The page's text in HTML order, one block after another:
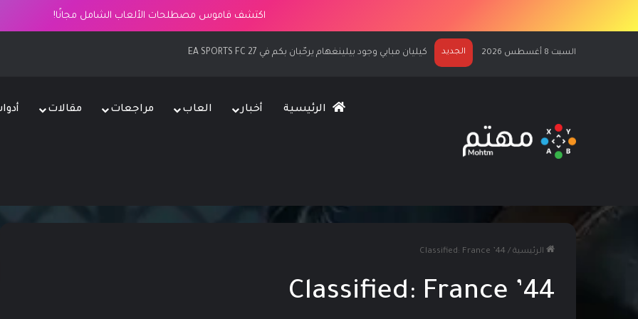
اكتشف قاموس مصطلحات الألعاب الشامل مجانًا!
السبت 8 أغسطس 2026 الجديد كيليان مبابي وجود بيلينغهام يرحّبان بكم في EA SPORTS FC 27
الرئيسية أخبار العاب مراجعات مقالات
الرئيسية /
Classified: France ’44
Classified: France ’44